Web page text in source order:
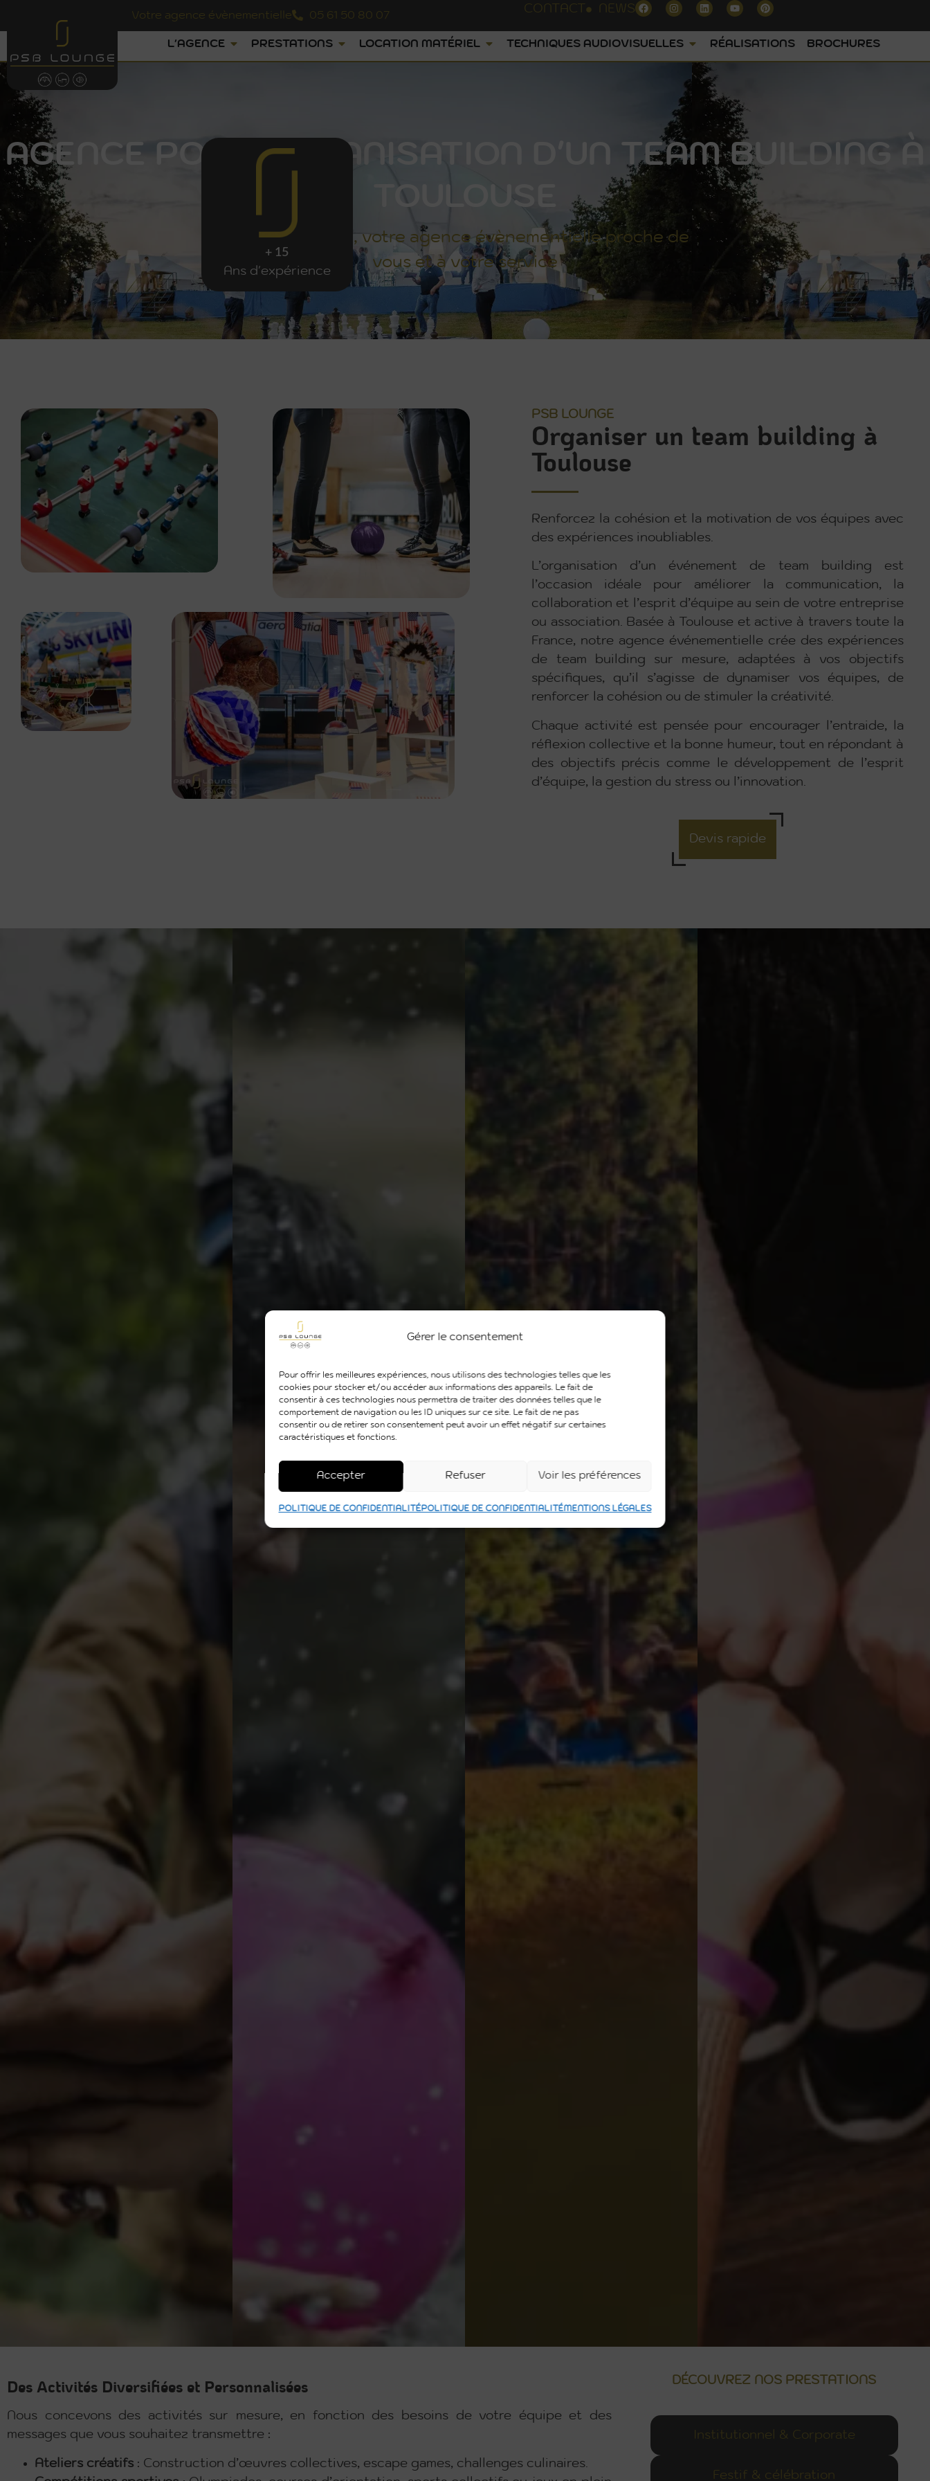
Gérer le consentement
Pour offrir les meilleures expériences, nous utilisons des technologies telles que les
cookies pour stocker et/ou accéder aux informations des appareils. Le fait de
consentir à ces technologies nous permettra de traiter des données telles que le
comportement de navigation ou les ID uniques sur ce site. Le fait de ne pas
consentir ou de retirer son consentement peut avoir un effet négatif sur certaines
caractéristiques et fonctions.
Accepter Refuser Voir les préférences
POLITIQUE DE CONFIDENTIALITÉPOLITIQUE DE CONFIDENTIALITÉMENTIONS LÉGALES
Votre agence évènementielle 05 61 50 80 07 CONTACT NEWS
L'AGENCE PRESTATIONS LOCATION MATÉRIEL TECHNIQUES AUDIOVISUELLES RÉALISATIONS BROCHURES
AGENCE POUR ORGANISATION D'UN TEAM BUILDING À
TOULOUSE
PSB LOUNGE
, votre agence évènementielle proche de
vous et à votre service
+ 15
Ans d'expérience
PSB LOUNGE
Organiser un team building à
Toulouse
Renforcez la cohésion et la motivation de vos équipes avec
des expériences inoubliables.
L’organisation d’un événement de team building est
l’occasion idéale pour améliorer la communication, la
collaboration et l’esprit d’équipe au sein de votre entreprise
ou association. Basée à Toulouse et active à travers toute la
France, notre agence événementielle crée des expériences
de team building sur mesure, adaptées à vos objectifs
spécifiques, qu’il s’agisse de dynamiser vos équipes, de
renforcer la cohésion ou de stimuler la créativité.
Chaque activité est pensée pour encourager l’entraide, la
réflexion collective et la bonne humeur, tout en répondant à
des objectifs précis comme le développement de l’esprit
d’équipe, la gestion du stress ou l’innovation.
Devis rapide
Des Activités Diversifiées et Personnalisées
Nous concevons des activités sur mesure, en fonction des besoins de votre équipe et des
messages que vous souhaitez transmettre :
Ateliers créatifs : Construction d’œuvres collectives, escape games, challenges culinaires.
DÉCOUVREZ NOS PRESTATIONS
Institutionnel & Corporate
Festif & célébration